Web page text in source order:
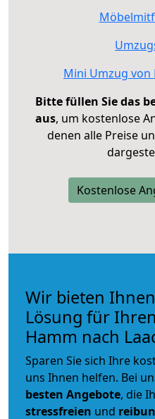
Mini Umzug von
Bitte füllen Sie das
aus, um kostenlose
denen alle Preise
Kostenlose
Wir bieten
Lösung für
Hamm nach
Sparen Sie sich Ihre
uns Ihnen helfen. Bei
besten Angebote, die
stressfreien und